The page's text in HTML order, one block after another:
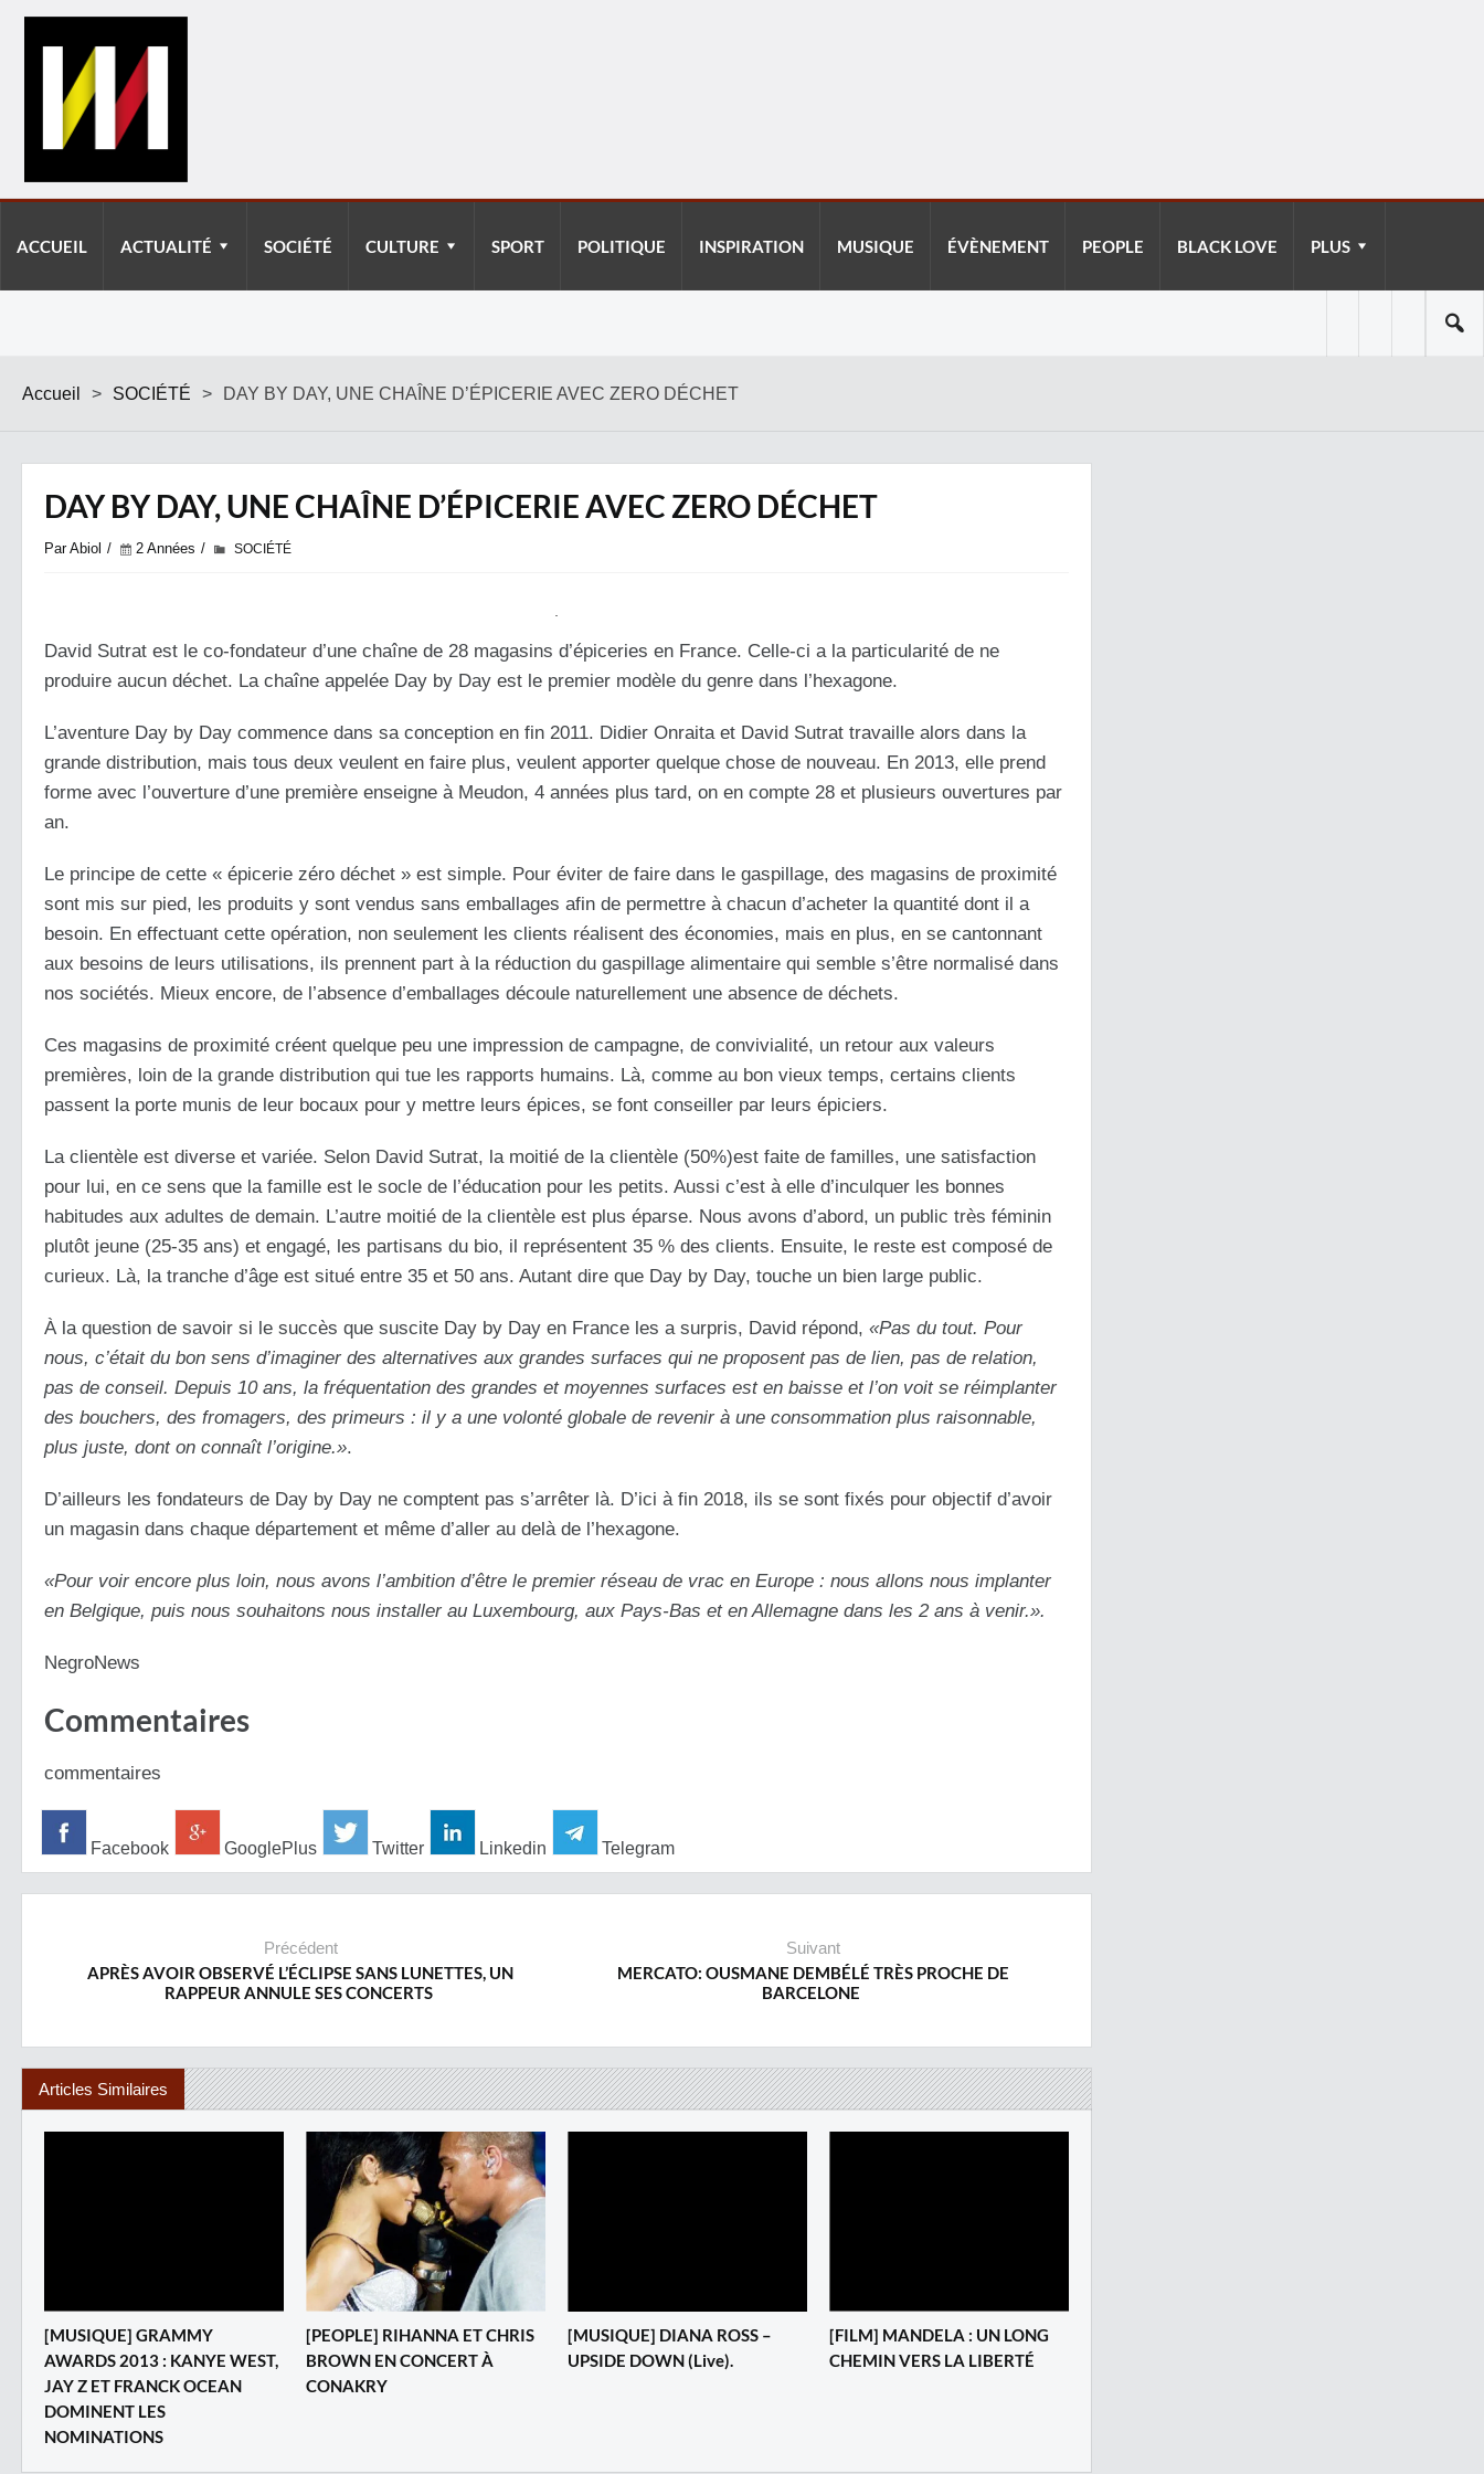
ACCUEIL ACTUALITÉ SOCIÉTÉ CULTURE SPORT POLITIQUE INSPIRATION MUSIQUE ÉVÈNEMENT PEOPLE BLACK LOVE PLUS
Accueil > SOCIÉTÉ > DAY BY DAY, UNE CHAÎNE D’ÉPICERIE AVEC ZERO DÉCHET
DAY BY DAY, UNE CHAÎNE D’ÉPICERIE AVEC ZERO DÉCHET
Par Abiol 2 Années SOCIÉTÉ
David Sutrat est le co-fondateur d’une chaîne de 28 magasins d’épiceries en France. Celle-ci a la particularité de ne
produire aucun déchet. La chaîne appelée Day by Day est le premier modèle du genre dans l’hexagone.
L’aventure Day by Day commence dans sa conception en fin 2011. Didier Onraita et David Sutrat travaille alors dans la
grande distribution, mais tous deux veulent en faire plus, veulent apporter quelque chose de nouveau. En 2013, elle prend
forme avec l’ouverture d’une première enseigne à Meudon, 4 années plus tard, on en compte 28 et plusieurs ouvertures par
an.
Le principe de cette « épicerie zéro déchet » est simple. Pour éviter de faire dans le gaspillage, des magasins de proximité
sont mis sur pied, les produits y sont vendus sans emballages afin de permettre à chacun d’acheter la quantité dont il a
besoin. En effectuant cette opération, non seulement les clients réalisent des économies, mais en plus, en se cantonnant
aux besoins de leurs utilisations, ils prennent part à la réduction du gaspillage alimentaire qui semble s’être normalisé dans
nos sociétés. Mieux encore, de l’absence d’emballages découle naturellement une absence de déchets.
Ces magasins de proximité créent quelque peu une impression de campagne, de convivialité, un retour aux valeurs
premières, loin de la grande distribution qui tue les rapports humains. Là, comme au bon vieux temps, certains clients
passent la porte munis de leur bocaux pour y mettre leurs épices, se font conseiller par leurs épiciers.
La clientèle est diverse et variée. Selon David Sutrat, la moitié de la clientèle (50%)est faite de familles, une satisfaction
pour lui, en ce sens que la famille est le socle de l’éducation pour les petits. Aussi c’est à elle d’inculquer les bonnes
habitudes aux adultes de demain. L’autre moitié de la clientèle est plus éparse. Nous avons d’abord, un public très féminin
plutôt jeune (25-35 ans) et engagé, les partisans du bio, il représentent 35 % des clients. Ensuite, le reste est composé de
curieux. Là, la tranche d’âge est situé entre 35 et 50 ans. Autant dire que Day by Day, touche un bien large public.
À la question de savoir si le succès que suscite Day by Day en France les a surpris, David répond, «Pas du tout. Pour
nous, c’était du bon sens d’imaginer des alternatives aux grandes surfaces qui ne proposent pas de lien, pas de relation,
pas de conseil. Depuis 10 ans, la fréquentation des grandes et moyennes surfaces est en baisse et l’on voit se réimplanter
des bouchers, des fromagers, des primeurs : il y a une volonté globale de revenir à une consommation plus raisonnable,
plus juste, dont on connaît l’origine.».
D’ailleurs les fondateurs de Day by Day ne comptent pas s’arrêter là. D’ici à fin 2018, ils se sont fixés pour objectif d’avoir
un magasin dans chaque département et même d’aller au delà de l’hexagone.
«Pour voir encore plus loin, nous avons l’ambition d’être le premier réseau de vrac en Europe : nous allons nous implanter
en Belgique, puis nous souhaitons nous installer au Luxembourg, aux Pays-Bas et en Allemagne dans les 2 ans à venir.».
NegroNews
Commentaires
commentaires
Facebook GooglePlus Twitter Linkedin Telegram
Précédent
APRÈS AVOIR OBSERVÉ L’ÉCLIPSE SANS LUNETTES, UN
RAPPEUR ANNULE SES CONCERTS ‎
Suivant
MERCATO: OUSMANE DEMBÉLÉ TRÈS PROCHE DE
BARCELONE ‎
Articles Similaires
‎[MUSIQUE] GRAMMY
AWARDS 2013 : KANYE WEST,
JAY Z ET FRANCK OCEAN
DOMINENT LES
NOMINATIONS
[PEOPLE] RIHANNA ET CHRIS
BROWN EN CONCERT À
CONAKRY
[MUSIQUE] DIANA ROSS –
UPSIDE DOWN (Live).
[FILM] MANDELA : UN LONG
CHEMIN VERS LA LIBERTÉ